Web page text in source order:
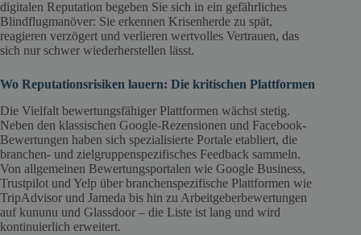
digitalen Reputation begeben Sie sich in ein gefährliches
Blindflugmanöver: Sie erkennen Krisenherde zu spät,
reagieren verzögert und verlieren wertvolles Vertrauen, das
sich nur schwer wiederherstellen lässt.
Wo Reputationsrisiken lauern: Die kritischen Plattformen
Die Vielfalt bewertungsfähiger Plattformen wächst stetig.
Neben den klassischen Google-Rezensionen und Facebook-
Bewertungen haben sich spezialisierte Portale etabliert, die
branchen- und zielgruppenspezifisches Feedback sammeln.
Von allgemeinen Bewertungsportalen wie Google Business,
Trustpilot und Yelp über branchenspezifische Plattformen wie
TripAdvisor und Jameda bis hin zu Arbeitgeberbewertungen
auf kununu und Glassdoor – die Liste ist lang und wird
kontinuierlich erweitert.